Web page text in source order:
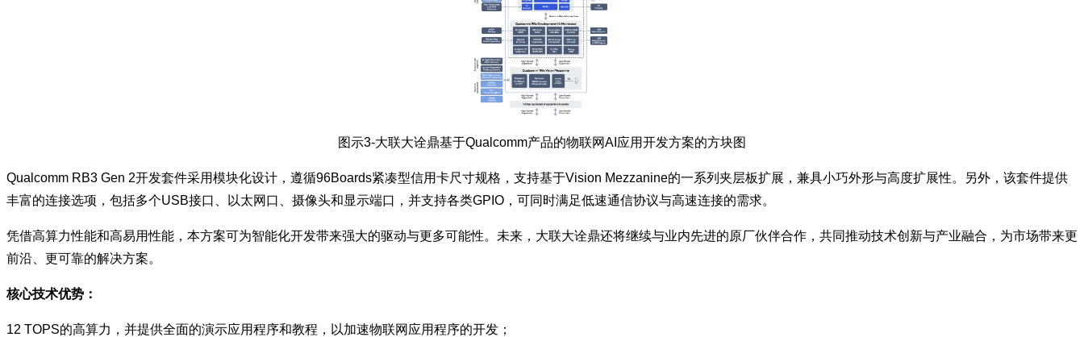
图示3-大联大诠鼎基于Qualcomm产品的物联网AI应用开发方案的方块图
Qualcomm RB3 Gen 2开发套件采用模块化设计，遵循96Boards紧凑型信用卡尺寸规格，支持基于Vision Mezzanine的一系列夹层板扩展，兼具小巧外形与高度扩展性。另外，该套件提供
丰富的连接选项，包括多个USB接口、以太网口、摄像头和显示端口，并支持各类GPIO，可同时满足低速通信协议与高速连接的需求。
凭借高算力性能和高易用性能，本方案可为智能化开发带来强大的驱动与更多可能性。未来，大联大诠鼎还将继续与业内先进的原厂伙伴合作，共同推动技术创新与产业融合，为市场带来更
前沿、更可靠的解决方案。
核心技术优势：
12 TOPS的高算力，并提供全面的演示应用程序和教程，以加速物联网应用程序的开发；